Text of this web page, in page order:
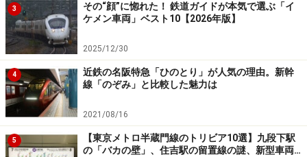
次のページでは、寝具・食堂車・シャワールームなど、
気になる寝台列車ならではの設備とサービスについてみ
てみましょう。 ＞＞
※記事内容は執筆時点のものです。最新の内容をご確認くださ
い。
3
その“顔”に惚れた！ 鉄道ガイドが本気で選ぶ「イ
ケメン車両」ベスト10【2026年版】
2025/12/30
4
近鉄の名阪特急「ひのとり」が人気の理由。新幹
線「のぞみ」と比較した魅力は
2021/08/16
5
【東京メトロ半蔵門線のトリビア10選】九段下駅
の「バカの壁」、住吉駅の留置線の謎、新型車両…